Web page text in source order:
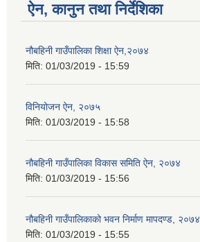
ऐन, कानुन तथा निर्देशिका
नौबहिनी गाउँपालिका शिक्षा ऐन,२०७४
मिति: 01/03/2019 - 15:59
विनियोजन ऐन, २०७५
मिति: 01/03/2019 - 15:58
नौबहिनी गाउँपालिका विकास समिति ऐन, २०७४
मिति: 01/03/2019 - 15:56
नौबहिनी गाउँपालिकाको भवन निर्माण मापदण्ड, २०७४
मिति: 01/03/2019 - 15:55